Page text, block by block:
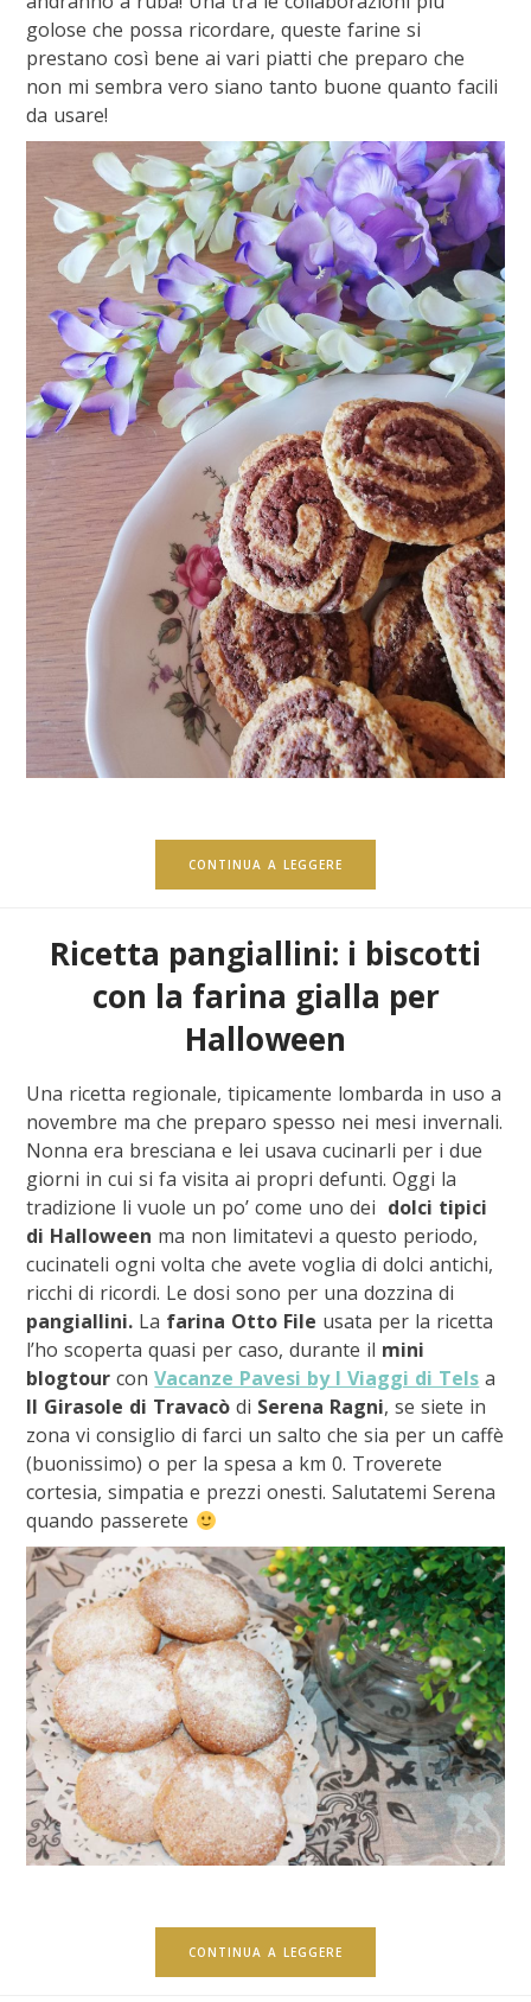
golose che possa ricordare, queste farine si
prestano così bene ai vari piatti che preparo che
non mi sembra vero siano tanto buone quanto facili
da usare!
CONTINUA A LEGGERE
Ricetta pangiallini: i biscotti
con la farina gialla per
Halloween
Una ricetta regionale, tipicamente lombarda in uso a
novembre ma che preparo spesso nei mesi invernali.
Nonna era bresciana e lei usava cucinarli per i due
giorni in cui si fa visita ai propri defunti. Oggi la
tradizione li vuole un po’ come uno dei dolci tipici
di Halloween ma non limitatevi a questo periodo,
cucinateli ogni volta che avete voglia di dolci antichi,
ricchi di ricordi. Le dosi sono per una dozzina di
pangiallini. La farina Otto File usata per la ricetta
l’ho scoperta quasi per caso, durante il mini
blogtour conVacanze Pavesi by I Viaggi di Tels a
Il Girasole di Travacòdi Serena Ragni, se siete in
zona vi consiglio di farci un salto che sia per un caffè
(buonissimo) o per la spesa a km 0. Troverete
cortesia, simpatia e prezzi onesti. Salutatemi Serena
quando passerete
CONTINUA A LEGGERE